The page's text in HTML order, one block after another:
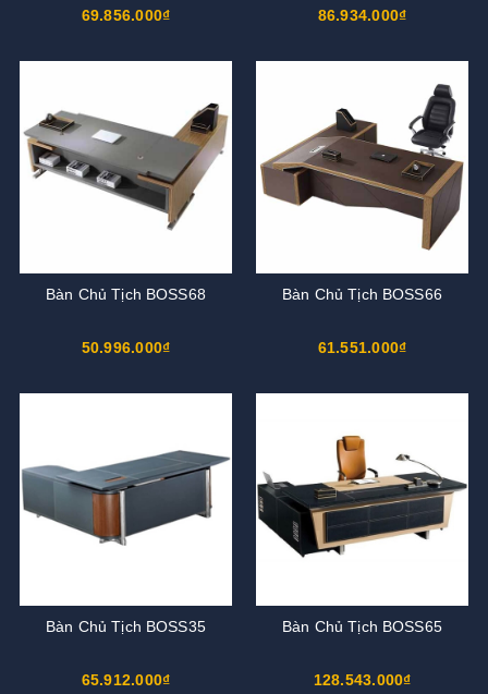
69.856.000₫ 86.934.000₫
Bàn Chủ Tịch BOSS68
50.996.000₫
Bàn Chủ Tịch BOSS66
61.551.000₫
Bàn Chủ Tịch BOSS35
65.912.000₫
Bàn Chủ Tịch BOSS65
128.543.000₫